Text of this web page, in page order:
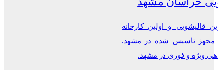
قالیشویی و اولین کارخانه
مجهز تاسیس شده در مشهد.
ویژه و فوری در مشهد.